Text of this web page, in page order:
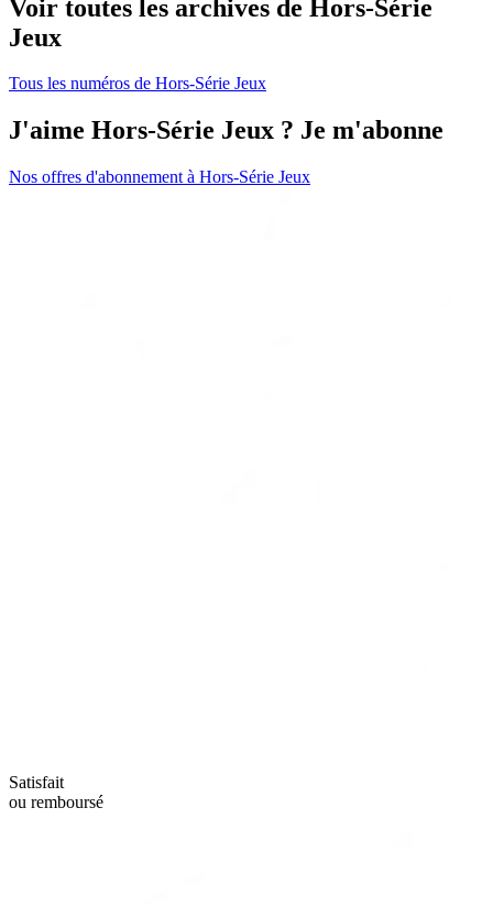
Voir toutes les archives de Hors-Série
Jeux
Tous les numéros de Hors-Série Jeux
J'aime Hors-Série Jeux ? Je m'abonne
Nos offres d'abonnement à Hors-Série Jeux
Satisfait
ou remboursé